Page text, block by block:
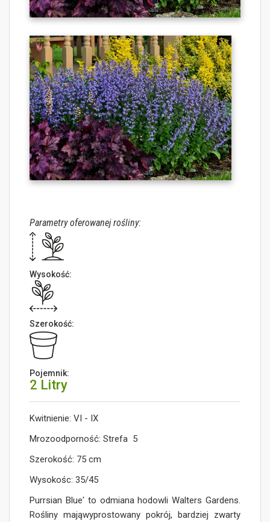
Parametry oferowanej rośliny:
Wysokość:
Szerokość:
Pojemnik:
2 Litry
Kwitnienie: VI - IX
Mrozoodporność: Strefa 5
Szerokość: 75 cm
Wysokośc: 35/45
Purrsian Blue' to odmiana hodowli Walters Gardens.
Rośliny mająwyprostowany pokrój, bardziej zwarty